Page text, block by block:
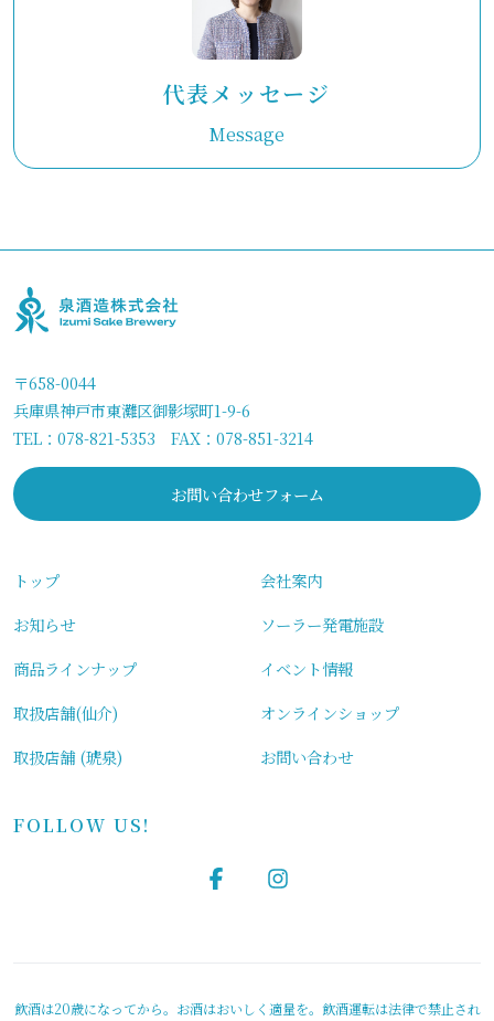
代表メッセージ
Message
〒658-0044
兵庫県神戸市東灘区御影塚町1-9-6
TEL： 078-821-5353 FAX：078-851-3214
お問い合わせフォーム
トップ
お知らせ
商品ラインナップ
取扱店舗(仙介)
取扱店舗 (琥泉)
会社案内
ソーラー発電施設
イベント情報
オンラインショップ
お問い合わせ
FOLLOW US!
飲酒は20歳になってから。お酒はおいしく適量を。飲酒運転は法律で禁止され